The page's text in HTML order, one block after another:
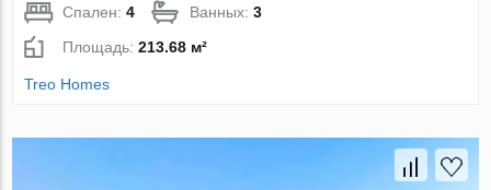
Спален:4 Ванных:3
Площадь:213.68 м²
Treo Homes